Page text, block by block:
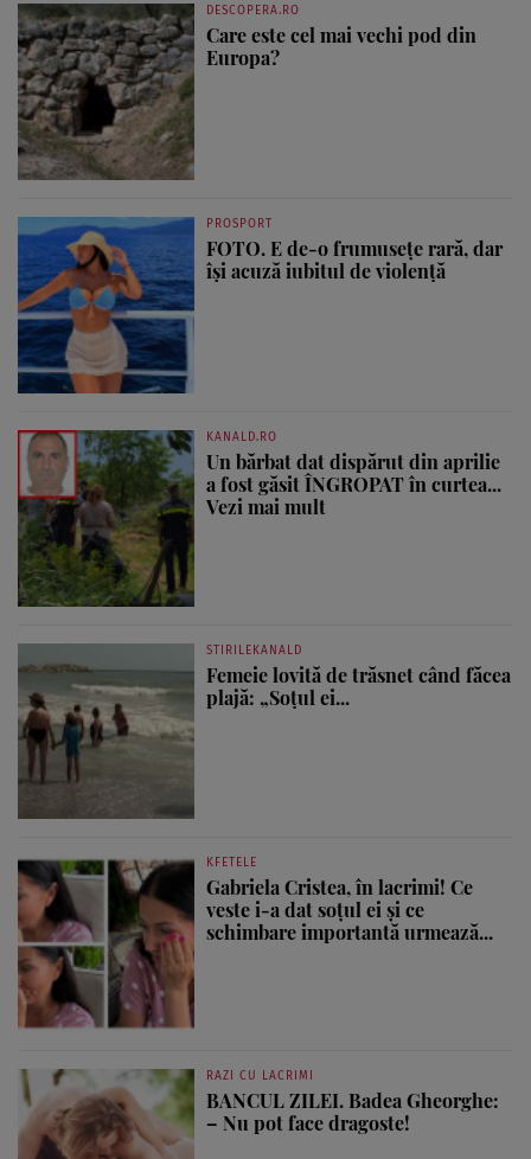
DESCOPERA.RO
Care este cel mai vechi pod din
Europa?
PROSPORT
FOTO. E de-o frumusețe rară, dar
își acuză iubitul de violență
KANALD.RO
Un bărbat dat dispărut din aprilie
a fost găsit ÎNGROPAT în curtea...
Vezi mai mult
STIRILEKANALD
Femeie lovită de trăsnet când făcea
plajă: „Soțul ei...
KFETELE
Gabriela Cristea, în lacrimi! Ce
veste i-a dat soțul ei și ce
schimbare importantă urmează...
RAZI CU LACRIMI
BANCUL ZILEI. Badea Gheorghe:
– Nu pot face dragoste!